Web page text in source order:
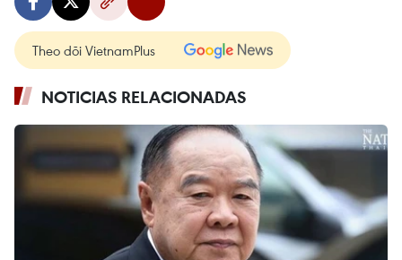
Theo dõi VietnamPlus
NOTICIAS RELACIONADAS